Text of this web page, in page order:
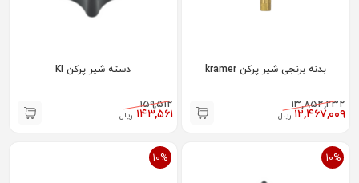
بدنه برنجی شیر پرکن kramer
۱۳,۸۵۲,۲۳۲
۱۲,۴۶۷,۰۰۹ ریال
دسته شیر پرکن KI
۱۵۹,۵۱۲
۱۴۳,۵۶۱ ریال
10%
10%